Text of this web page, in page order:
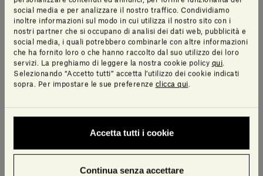
social media e per analizzare il nostro traffico. Condividiamo
inoltre informazioni sul modo in cui utilizza il nostro sito con i
nostri partner che si occupano di analisi dei dati web, pubblicità e
social media, i quali potrebbero combinarle con altre informazioni
che ha fornito loro o che hanno raccolto dal suo utilizzo dei loro
servizi. La preghiamo di leggere la nostra cookie policy qui.
Selezionando “Accetto tutti” accetta l’utilizzo dei cookie indicati
sopra. Per impostare le sue preferenze clicca qui.
Accetta tutti i cookie
Continua senza accettare
Striped White.
Il frontale del modulo può essere sia in pietra che in
legno e a seconda di cosa si preferisce la scelta va di
pari passo con la pietra del top o con il legno della
Un’ulteriore personalizzazione sta nella finitura del
texture potrà essere sia levigata che in finitura Raw, ad
eccezione della pietra Gris du Marais®.